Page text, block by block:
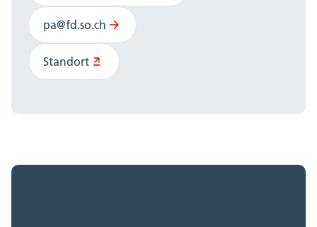
pa@fd.so.ch
Standort